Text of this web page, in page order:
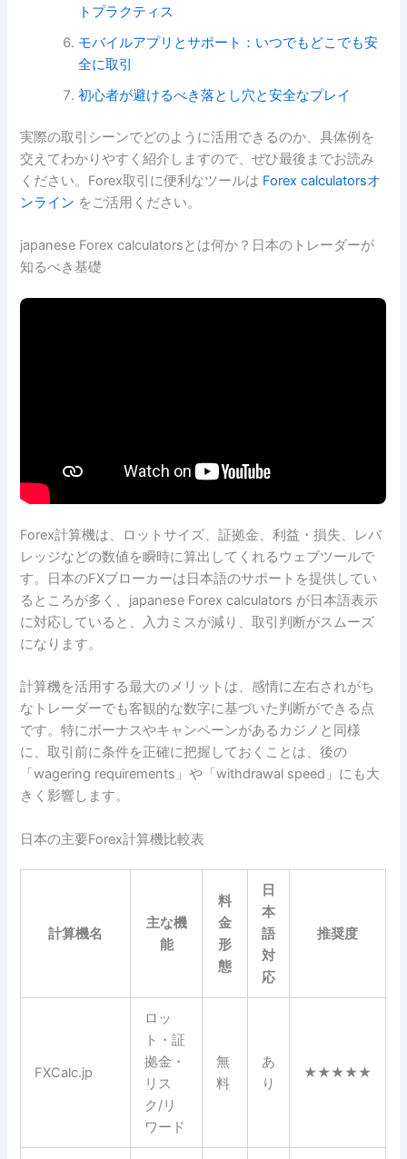
トプラクティス
モバイルアプリとサポート：いつでもどこでも安
全に取引
初心者が避けるべき落とし穴と安全なプレイ
実際の取引シーンでどのように活用できるのか、具体例を
交えてわかりやすく紹介しますので、ぜひ最後までお読み
ください。Forex取引に便利なツールは Forex calculatorsオ
ンライン をご活用ください。
japanese Forex calculatorsとは何か？日本のトレーダーが
知るべき基礎
Forex計算機は、ロットサイズ、証拠金、利益・損失、レバ
レッジなどの数値を瞬時に算出してくれるウェブツールで
す。日本のFXブローカーは日本語のサポートを提供してい
るところが多く、japanese Forex calculators が日本語表示
に対応していると、入力ミスが減り、取引判断がスムーズ
になります。
計算機を活用する最大のメリットは、感情に左右されがち
なトレーダーでも客観的な数字に基づいた判断ができる点
です。特にボーナスやキャンペーンがあるカジノと同様
に、取引前に条件を正確に把握しておくことは、後の
「wagering requirements」や「withdrawal speed」にも大
きく影響します。
日本の主要Forex計算機比較表
計算機名
主な機
能
料
金
形
態
日
本
語
対
応
推奨度
FXCalc.jp
ロッ
ト・証
拠金・
リス
ク/リ
ワード
無
料
あ
り
★★★★★